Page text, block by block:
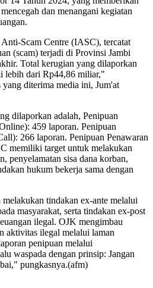
dan menangani kegiatan
Scam Centre (IASC), tercatat
(scam) terjadi di Provinsi Jambi
Total kerugian yang dilaporkan
lebih dari Rp44,86 miliar,"
diterima media ini, Jum'at
dilaporkan adalah, Penipuan
459 laporan. Penipuan
266 laporan. Penipuan Penawaran
memiliki target untuk melakukan
penyelamatan sisa dana korban,
hukum bekerja sama dengan
tindakan ex-ante melalui
masyarakat, serta tindakan ex-post
ilegal. OJK mengimbau
aktivitas ilegal melalui laman
penipuan melalui
waspada dengan prinsip: Jangan
pungkasnya.(afm)